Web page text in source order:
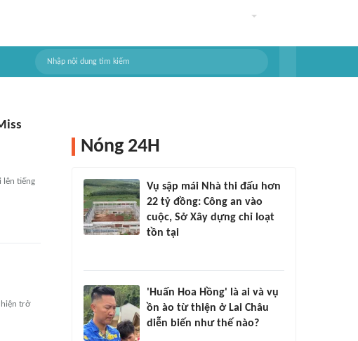
lên tiếng
hiện trở
Nóng 24H
Vụ sập mái Nhà thi đấu hơn
22 tỷ đồng: Công an vào
cuộc, Sở Xây dựng chỉ loạt
tồn tại
'Huấn Hoa Hồng' là ai và vụ
ồn ào từ thiện ở Lai Châu
diễn biến như thế nào?